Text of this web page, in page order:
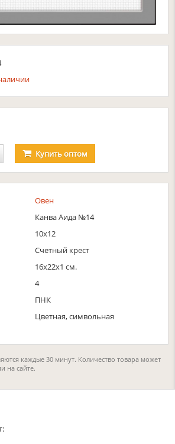
Купитьоптом
Овен
Канва Аида №14
10х12
Счетный крест
16x22x1 см.
4
ПНК
Цветная, символьная
каждые 30 минут. Количество товара может
на сайте.